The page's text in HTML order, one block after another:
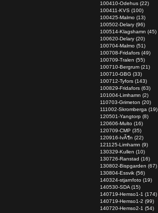
100410-Odehus (22)
100411-KVS (100)
100425-Malmo (13)
100502-Delary (96)
100514-Klagshamn (45)
100620-Delary (20)
100704-Malmo (51)
100708-Fridafors (49)
100709-Tralen (55)
100710-Bergrum (21)
100710-GBG (33)
100712-Tyfors (143)
100829-Fridafors (63)
101004-Limhamn (2)
110703-Grimeton (20)
111002-Skromberga (19)
120501-Yangtorp (8)
120606-Multo (16)
120709-CMP (35)
120916-IvÃ¶n (22)
121125-Limhamn (9)
130329-Kullen (10)
130726-Ranstad (16)
130802-Bispgarden (67)
130804-Essvik (56)
140324-stjarnfoto (19)
140530-SDA (15)
140719-Hemso1-1 (174)
140719-Hemso1-2 (99)
140720-Hemso2-1 (54)